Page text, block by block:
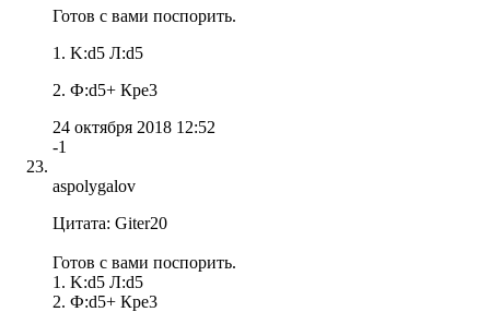
Готов с вами поспорить.
1. K:d5 Л:d5
2. Ф:d5+ Крe3
24 октября 2018 12:52
-1
aspolygalov
Цитата: Giter20
Готов с вами поспорить.
1. K:d5 Л:d5
2. Ф:d5+ Крe3